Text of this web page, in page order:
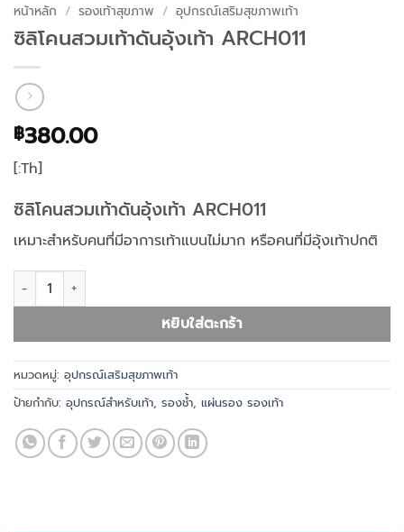
หน้าหลัก / รองเท้าสุขภาพ / อุปกรณ์เสริมสุขภาพเท้า
ซิลิโคนสวมเท้าดันอุ้งเท้า ARCH011
฿380.00
[:Th]
ซิลิโคนสวมเท้าดันอุ้งเท้า ARCH011
เหมาะสำหรับคนที่มีอาการเท้าแบนไม่มาก หรือคนที่มีอุ้งเท้าปกติ
จำนวน ซิลิโคนสวมเท้าดันอุ้งเท้า ARCH011 ชิ้น
หยิบใส่ตะกร้า
หมวดหมู่: อุปกรณ์เสริมสุขภาพเท้า
ป้ายกำกับ: อุปกรณ์สำหรับเท้า, รองช้ำ, แผ่นรอง รองเท้า